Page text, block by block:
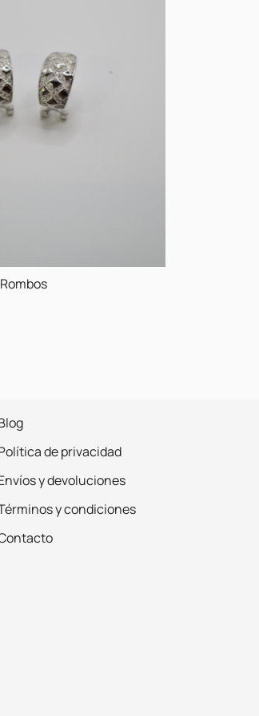
de privacidad
y devoluciones
y condiciones